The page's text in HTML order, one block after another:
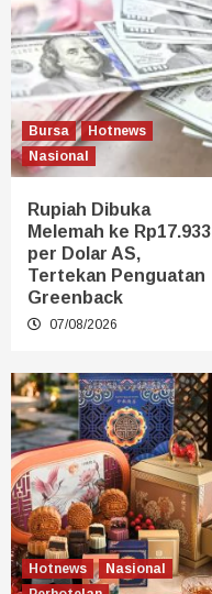
Bursa
Hotnews
Nasional
Rupiah Dibuka
Melemah ke Rp17.933
per Dolar AS,
Tertekan Penguatan
Greenback
07/08/2026
Hotnews
Nasional